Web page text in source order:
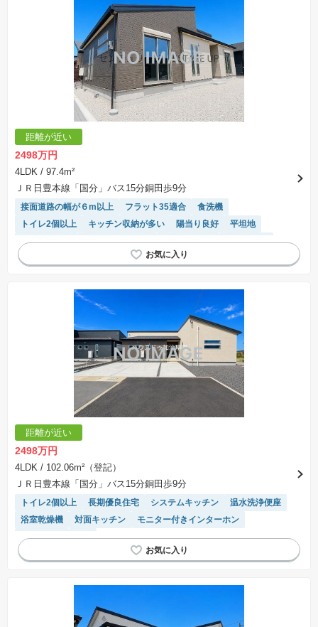
距離が近い
2498万円
4LDK / 97.4m²
ＪＲ日豊本線「国分」バス15分銅田歩9分
接面道路の幅が６m以上 フラット35適合
食洗機
トイレ2個以上
キッチン収納が多い 陽当り良好
平坦地
長期優良住宅
システムキッチン 温水洗浄便座
浴室乾燥機
対面キッチン
モニター付きインターホン
距離が近い
2498万円
4LDK / 102.06m²（登記）
ＪＲ日豊本線「国分」バス15分銅田歩9分
トイレ2個以上 長期優良住宅 システムキッチン
温水洗浄便座
浴室乾燥機
対面キッチン
モニター付きインターホン
窓付き浴室
WIC